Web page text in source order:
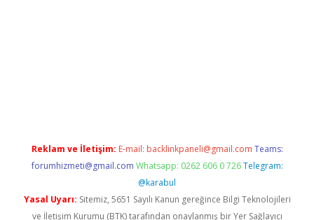
Reklam ve İletişim: E-mail: backlinkpaneli@gmail.com Teams:
forumhizmeti@gmail.com Whatsapp: 0262 606 0 726 Telegram:
@karabul
Yasal Uyarı: Sitemiz, 5651 Sayılı Kanun gereğince Bilgi Teknolojileri
ve İletişim Kurumu (BTK) tarafından onaylanmış bir Yer Sağlayıcı